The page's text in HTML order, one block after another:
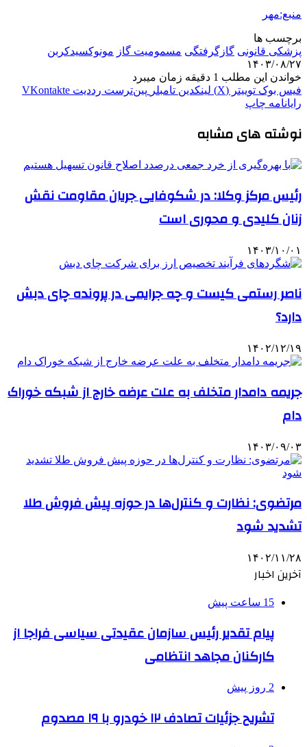
منبع:مهر
برچسب ها
پزشکی قانونی گازگرفتگی مسمومیت گاز مونوکسیدکربن
۱۴۰۳/۰۸/۲۷
خواندن این مطلب 1 دقیقه زمان میبرد
فیس بوک توییتر (X) لینکدین ‫تامبلر ‫پین‌ترست ‫رددیت ‫VKontakte
رایانامه چاپ
نوشته های مشابه
رئیس مرکز وکلا: در شکوفایی جریان مقاومت نقش
زنان کلیدی و محوری است
۱۴۰۳/۱۰/۰۱
ناصر رستمی کیست و چه جرایمی در پرونده چای دبش
دارد؟
۱۴۰۲/۱۲/۱۹
جریمه دامدار متخلف به علت عرضه خارج از شبکه خوراک
دام
۱۴۰۳/۰۹/۰۳
مرتضوی: نظارت و کنترل‌ها در حوزه پیش فروش طلا
تشدید شود
۱۴۰۲/۱۱/۲۸
آخرین اخبار
15 ساعت پیش
پیام تقدیر رئیس سازمان عقیدتی سیاسی فراجا از
کارکنان مجاهد انتظامی
2 روز پیش
تشریح جزئیات تصادف ۱۲ خودرو با ۱۹ مصدوم